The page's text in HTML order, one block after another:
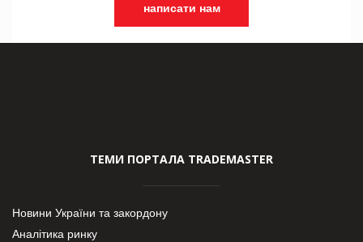
написати нам
ТЕМИ ПОРТАЛА TRADEMASTER
Новини України та закордону
Аналітика ринку